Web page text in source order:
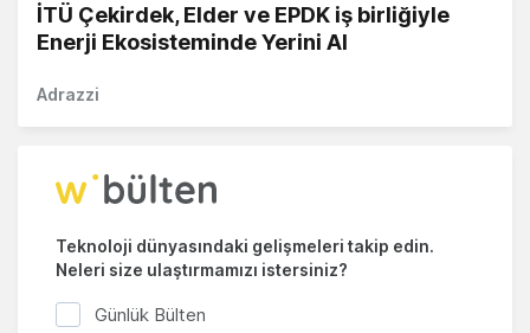
İTÜ Çekirdek, Elder ve EPDK iş birliğiyle
Enerji Ekosisteminde Yerini Al
Adrazzi
Teknoloji dünyasındaki gelişmeleri takip edin.
Neleri size ulaştırmamızı istersiniz?
Günlük Bülten